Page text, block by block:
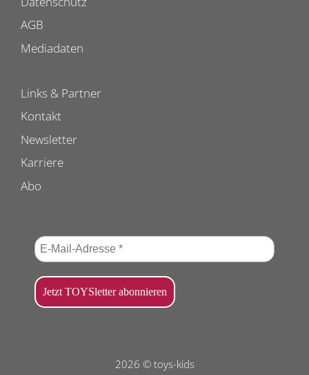
AGB
Mediadaten
Links & Partner
Kontakt
Newsletter
Karriere
Abo
2026 © toys-kids